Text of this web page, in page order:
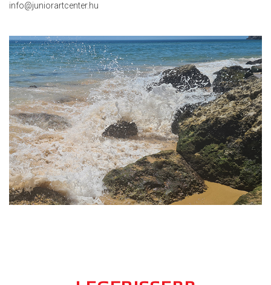
info@juniorartcenter.hu